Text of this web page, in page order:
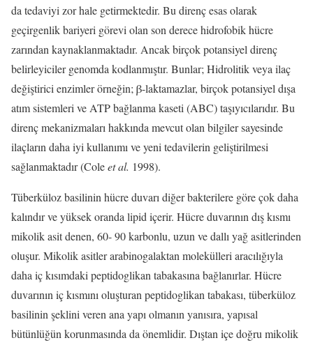
da tedaviyi zor hale getirmektedir. Bu direnç esas olarak
geçirgenlik bariyeri görevi olan son derece hidrofobik hücre
zarından kaynaklanmaktadır. Ancak birçok potansiyel direnç
belirleyiciler genomda kodlanmıştır. Bunlar; Hidrolitik veya ilaç
değiştirici enzimler örneğin; β-laktamazlar, birçok potansiyel dışa
atım sistemleri ve ATP bağlanma kaseti (ABC) taşıyıcılarıdır. Bu
direnç mekanizmaları hakkında mevcut olan bilgiler sayesinde
ilaçların daha iyi kullanımı ve yeni tedavilerin geliştirilmesi
sağlanmaktadır (Coleet al. 1998).
Tüberküloz basilinin hücre duvarı diğer bakterilere göre çok daha
kalındır ve yüksek oranda lipid içerir. Hücre duvarının dış kısmı
mikolik asit denen, 60- 90 karbonlu, uzun ve dallı yağ asitlerinden
oluşur. Mikolik asitler arabinogalaktan molekülleri aracılığıyla
daha iç kısımdaki peptidoglikan tabakasına bağlanırlar. Hücre
duvarının iç kısmını oluşturan peptidoglikan tabakası, tüberküloz
basilinin şeklini veren ana yapı olmanın yanısıra, yapısal
bütünlüğün korunmasında da önemlidir. Dıştan içe doğru mikolik